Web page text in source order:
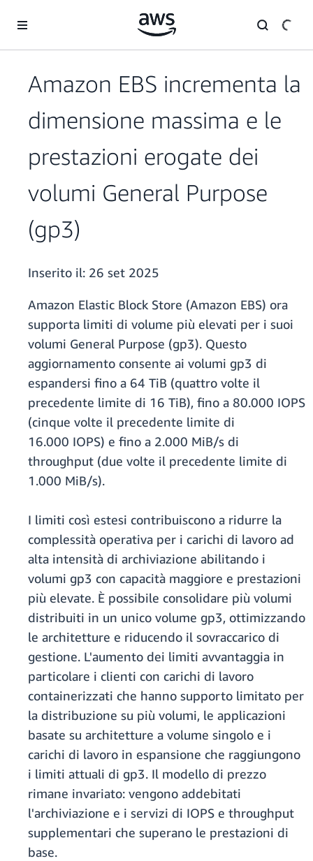
Amazon EBS incrementa la
dimensione massima e le
prestazioni erogate dei
volumi General Purpose
(gp3)
Inserito il: 26 set 2025
Amazon Elastic Block Store (Amazon EBS) ora
supporta limiti di volume più elevati per i suoi
volumi General Purpose (gp3). Questo
aggiornamento consente ai volumi gp3 di
espandersi fino a 64 TiB (quattro volte il
precedente limite di 16 TiB), fino a 80.000 IOPS
(cinque volte il precedente limite di
16.000 IOPS) e fino a 2.000 MiB/s di
throughput (due volte il precedente limite di
1.000 MiB/s).
I limiti così estesi contribuiscono a ridurre la
complessità operativa per i carichi di lavoro ad
alta intensità di archiviazione abilitando i
volumi gp3 con capacità maggiore e prestazioni
più elevate. È possibile consolidare più volumi
distribuiti in un unico volume gp3, ottimizzando
le architetture e riducendo il sovraccarico di
gestione. L'aumento dei limiti avvantaggia in
particolare i clienti con carichi di lavoro
containerizzati che hanno supporto limitato per
la distribuzione su più volumi, le applicazioni
basate su architetture a volume singolo e i
carichi di lavoro in espansione che raggiungono
i limiti attuali di gp3. Il modello di prezzo
rimane invariato: vengono addebitati
l'archiviazione e i servizi di IOPS e throughput
supplementari che superano le prestazioni di
base.